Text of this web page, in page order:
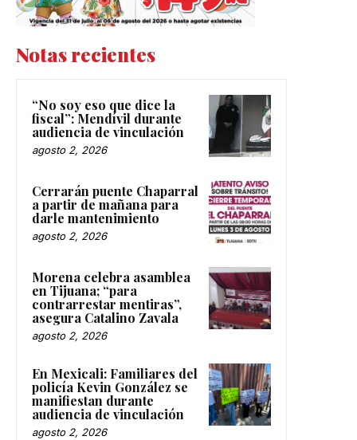
Notas recientes
“No soy eso que dice la
fiscal”: Mendívil durante
audiencia de vinculación
agosto 2, 2026
Cerrarán puente Chaparral
a partir de mañana para
darle mantenimiento
agosto 2, 2026
Morena celebra asamblea
en Tijuana; “para
contrarrestar mentiras”,
asegura Catalino Zavala
agosto 2, 2026
En Mexicali: Familiares del
policía Kevin González se
manifiestan durante
audiencia de vinculación
agosto 2, 2026